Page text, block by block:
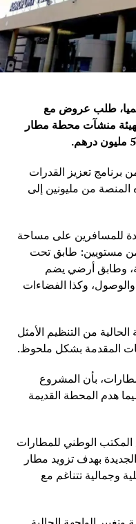
طلب عروض مع
منشآت محطة مطار
.
برنامج تعزيز القدرات
المنصة من مليونين إلى
للمسافرين على مساحة
من مستويين: طابق تحت
وطابق أرضي يضم
وكذا الفضاءات
من التنظيم الأمثل
المقدمة بشكل ملحوظ.
بأن المشروع
هدم المحطة القديمة
المكتب الوطني للمطارات
بهدف تزويد مطار
وجمالية تتناغم مع